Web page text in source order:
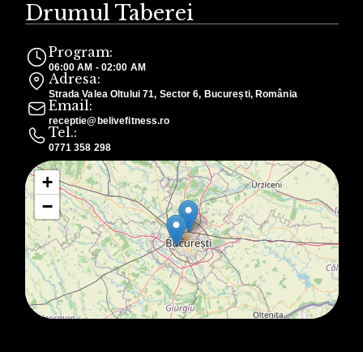
Drumul Taberei
Program:
06:00 AM - 02:00 AM
Adresa:
Strada Valea Oltului 71, Sector 6, București, România
Email:
receptie@belivefitness.ro
Tel.:
0771 358 298
+
−